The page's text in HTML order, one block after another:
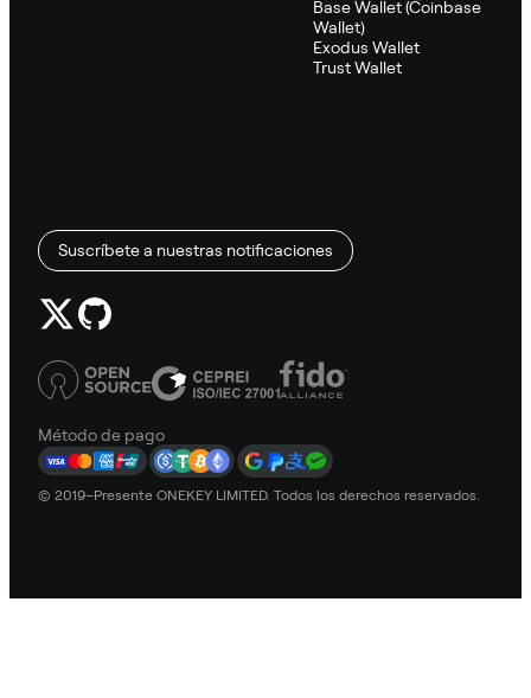
Base Wallet (Coinbase
Wallet)
Exodus Wallet
Trust Wallet
Suscríbete a nuestras notificaciones
Método de pago
© 2019–Presente ONEKEY LIMITED. Todos los derechos reservados.